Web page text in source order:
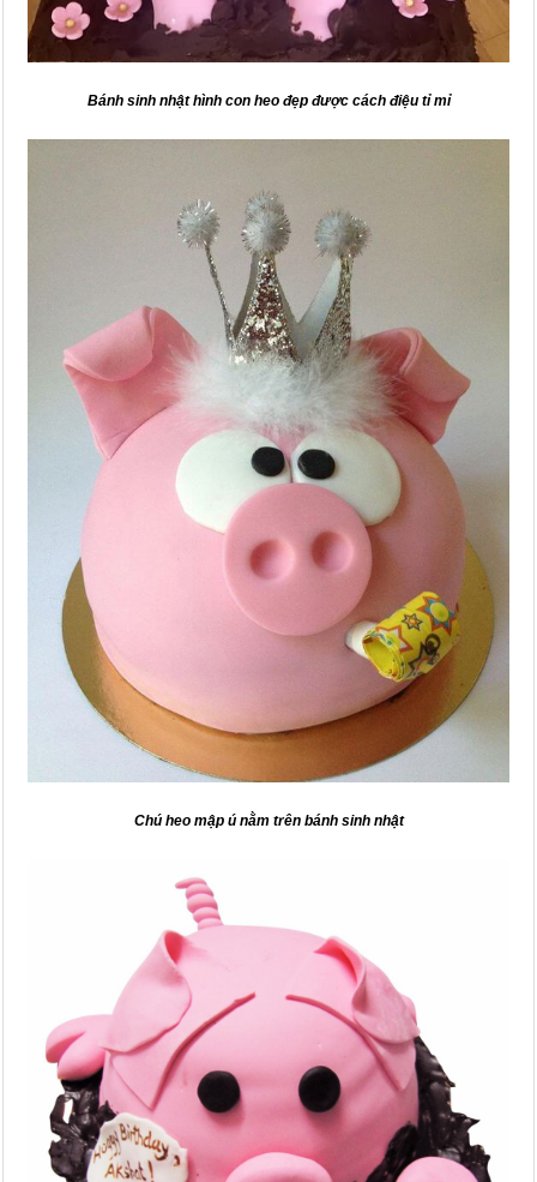
Bánh sinh nhật hình con heo đẹp được cách điệu tỉ mỉ
Chú heo mập ú nằm trên bánh sinh nhật